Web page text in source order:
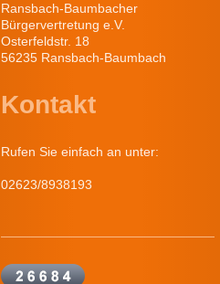
Ransbach-Baumbacher
Bürgervertretung e.V.
Osterfeldstr. 18
56235 Ransbach-Baumbach
Kontakt
Rufen Sie einfach an unter:
02623/8938193